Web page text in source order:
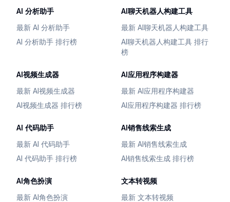
AI 分析助手
最新 AI 分析助手
AI 分析助手 排行榜
AI聊天机器人构建工具
最新 AI聊天机器人构建工具
AI聊天机器人构建工具 排行
榜
AI视频生成器
最新 AI视频生成器
AI视频生成器 排行榜
AI应用程序构建器
最新 AI应用程序构建器
AI应用程序构建器 排行榜
AI 代码助手
最新 AI 代码助手
AI 代码助手 排行榜
AI销售线索生成
最新 AI销售线索生成
AI销售线索生成 排行榜
AI角色扮演
最新 AI角色扮演
文本转视频
最新 文本转视频